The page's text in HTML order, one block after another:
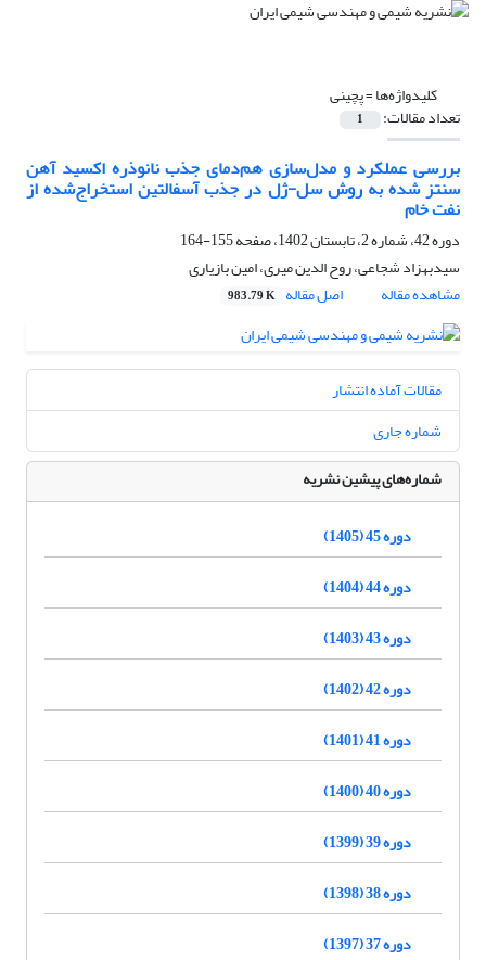
کلیدواژه‌ها =پچینی
تعداد مقالات: 1
بررسی عملکرد و مدل‌سازی هم‌دمای جذب نانوذره اکسید آهن
سنتز شده به روش سل-ژل در جذب آسفالتین استخراج‌شده از
نفت خام
دوره 42، شماره 2، تابستان 1402، صفحه
155-164
سیدبهزاد شجاعی، روح الدین میری، امین بازیاری
مشاهده مقاله
اصل مقاله 983.79 K
مقالات آماده انتشار
شماره جاری
شماره‌های پیشین نشریه
دوره 45 (1405)
دوره 44 (1404)
دوره 43 (1403)
دوره 42 (1402)
دوره 41 (1401)
دوره 40 (1400)
دوره 39 (1399)
دوره 38 (1398)
دوره 37 (1397)